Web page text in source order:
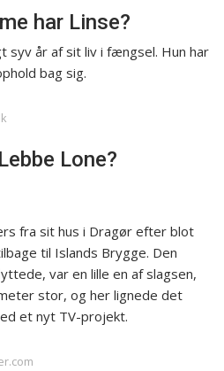
har Linse?
syv år af sit liv i fængsel. Hun har
bag sig.
Lone?
fra sit hus i Dragør efter blot
til Islands Brygge. Den
var en lille en af slagsen,
stor, og her lignede det
et nyt TV-projekt.